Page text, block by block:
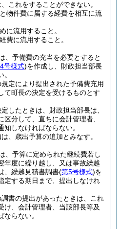
これをすることができない。
物件費に属する経費を相互に流
に流用すること。
費に流用すること。
、予備費の充当を必要とすると
号様式)を作成し、財政担当部長
規定により提出された予備費充用
て町長の決定を受けるものとす
したときは、財政担当部長は、
分して、直ちに会計管理者、
しなければならない。
、歳出予算の追加とみなす。
、予算に定められた継続費若し
年度に繰り越し、又は事故繰越
、繰越見積書調書(第5号様式)を
定する期日まで、提出しなけれ
調書の提出があったときは、これ
け、会計管理者、当該部長等及
らない。